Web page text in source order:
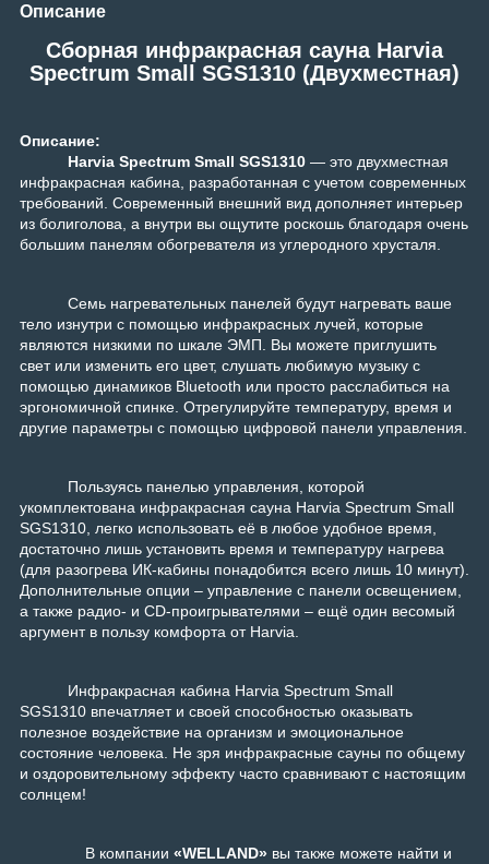
Описание
Сборная инфракрасная сауна Harvia
Spectrum Small SGS1310 (Двухместная)
Описание:
Harvia Spectrum Small SGS1310 — это двухместная
инфракрасная кабина, разработанная с учетом современных
требований. Современный внешний вид дополняет интерьер
из болиголова, а внутри вы ощутите роскошь благодаря очень
большим панелям обогревателя из углеродного хрусталя.
Семь нагревательных панелей будут нагревать ваше
тело изнутри с помощью инфракрасных лучей, которые
являются низкими по шкале ЭМП. Вы можете приглушить
свет или изменить его цвет, слушать любимую музыку с
помощью динамиков Bluetooth или просто расслабиться на
эргономичной спинке. Отрегулируйте температуру, время и
другие параметры с помощью цифровой панели управления.
Пользуясь панелью управления, которой
укомплектована инфракрасная сауна Harvia Spectrum Small
SGS1310, легко использовать её в любое удобное время,
достаточно лишь установить время и температуру нагрева
(для разогрева ИК-кабины понадобится всего лишь 10 минут).
Дополнительные опции – управление с панели освещением,
а также радио- и CD-проигрывателями – ещё один весомый
аргумент в пользу комфорта от Harvia.
Инфракрасная кабина Harvia Spectrum Small
SGS1310 впечатляет и своей способностью оказывать
полезное воздействие на организм и эмоциональное
состояние человека. Не зря инфракрасные сауны по общему
и оздоровительному эффекту часто сравнивают с настоящим
солнцем!
В компании «WELLAND» вы также можете найти и